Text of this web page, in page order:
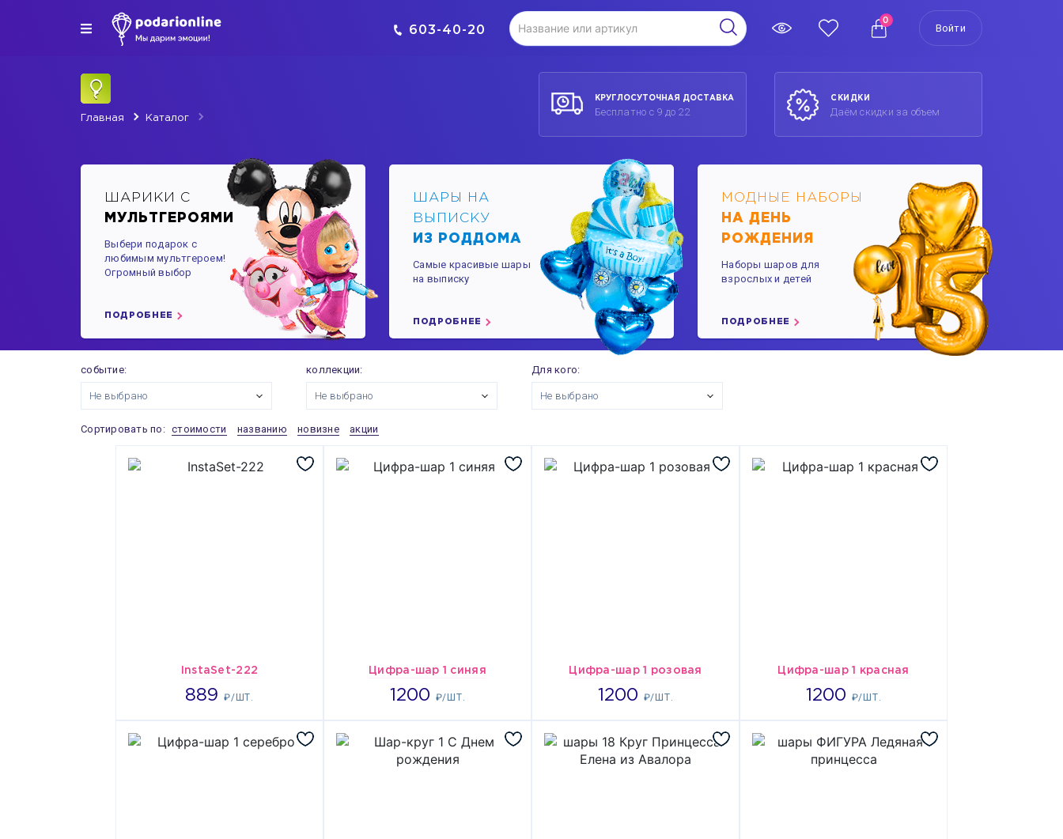
603-40-20
0
Войти
Главная Каталог
КРУГЛОСУТОЧНАЯ ДОСТАВКА
Бесплатно с 9 до 22
СКИДКИ
Даём скидки за объем
ШАРИКИ С
МУЛЬТГЕРОЯМИ
Выбери подарок с
любимым мультгероем!
Огромный выбор
ПОДРОБНЕЕ
ШАРЫ НА
ВЫПИСКУ
ИЗ РОДДОМА
Самые красивые шары
на выписку
ПОДРОБНЕЕ
МОДНЫЕ НАБОРЫ
НА ДЕНЬ
РОЖДЕНИЯ
Наборы шаров для
взрослых и детей
ПОДРОБНЕЕ
событие:
Не выбрано
коллекции:
Не выбрано
Для кого:
Не выбрано
Сортировать по: стоимости названию новизне акции
InstaSet-222
889₽/ШТ.
889 Цифра-шар 1 синяя
1200 ₽/ШТ.
1200 Цифра-шар 1 розовая
1200 ₽/ШТ.
1200 Цифра-шар 1 красная
1200 ₽/ШТ.
1200